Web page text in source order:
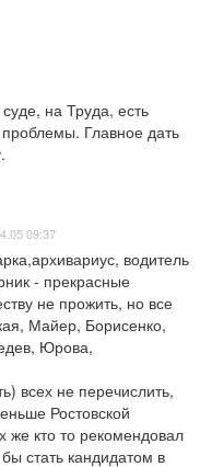
на Труда, есть
Главное дать
09:37
водитель
- прекрасные
не прожить, но все
Майер, Борисенко,
Юрова,
Ростовской
же кто то рекомендовал
стать кандидатом в